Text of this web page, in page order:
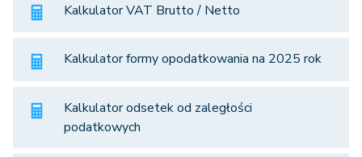
Kalkulator VAT Brutto / Netto
Kalkulator formy opodatkowania na 2025 rok
Kalkulator odsetek od zaległości
podatkowych